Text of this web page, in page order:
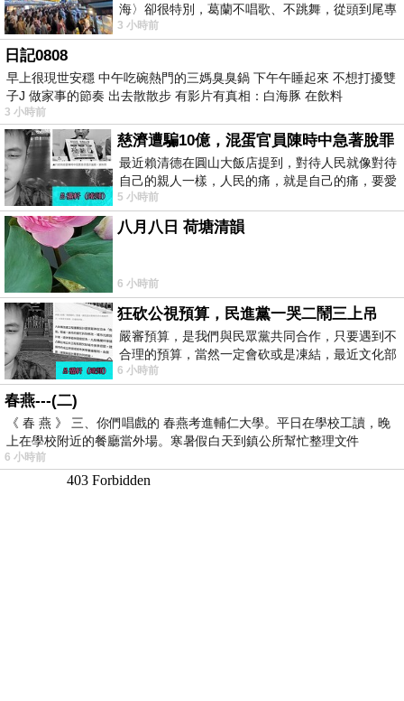
海〉卻很特別，葛蘭不唱歌、不跳舞，從頭到尾專
心演戲。拍攝期間，經常工作超過12個鐘
3 小時前
日記0808
早上很現世安穩 中午吃碗熱門的三媽臭臭鍋 下午午睡起來 不想打擾雙
子J 做家事的節奏 出去散散步 有影片有真相：白海豚 在飲料
3 小時前
慈濟遭騙10億，混蛋官員陳時中急著脫罪
最近賴清德在圓山大飯店提到，對待人民就像對待
自己的親人一樣，人民的痛，就是自己的痛，要愛
民如親，說的這麼好聽，實際上根本沒做
5 小時前
八月八日 荷塘清韻
6 小時前
狂砍公視預算，民進黨一哭二鬧三上吊
嚴審預算，是我們與民眾黨共同合作，只要遇到不
合理的預算，當然一定會砍或是凍結，最近文化部
要編列公視和Taiwan plus預算，在110年
6 小時前
春燕---(二)
《 春 燕 》 三、你們唱戲的 春燕考進輔仁大學。平日在學校工讀，晚
上在學校附近的餐廳當外場。寒暑假白天到鎮公所幫忙整理文件
6 小時前